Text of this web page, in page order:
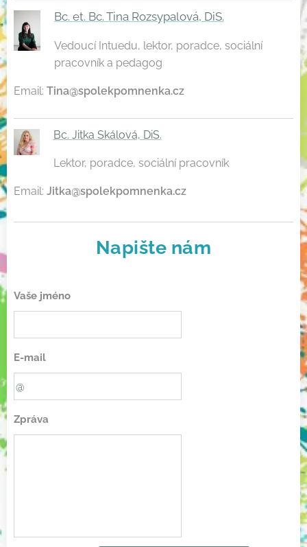
Bc. et. Bc. Tina Rozsypalová, DiS.
Vedoucí Intuedu, lektor, poradce, sociální
pracovník a pedagog
Email: Tina@spolekpomnenka.cz
Bc. Jitka Skálová, DiS.
Lektor, poradce, sociální pracovník
Email: Jitka@spolekpomnenka.cz
Napište nám
Vaše jméno
E-mail
Zpráva